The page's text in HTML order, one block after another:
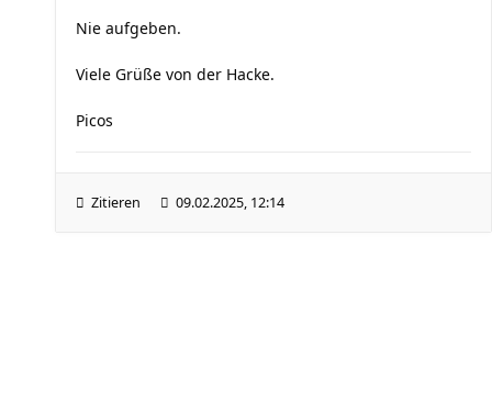
Nie aufgeben.
Viele Grüße von der Hacke.
Picos
Zitieren 09.02.2025, 12:14